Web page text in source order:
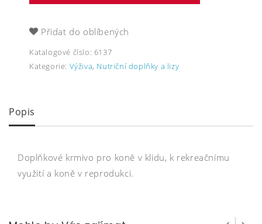
Přidat do oblíbených
Katalogové číslo: 6137
Kategorie: Výživa, Nutriční doplňky a lizy
Popis
Doplňkové krmivo pro koně v klidu, k rekreačnímu
využití a koně v reprodukci.